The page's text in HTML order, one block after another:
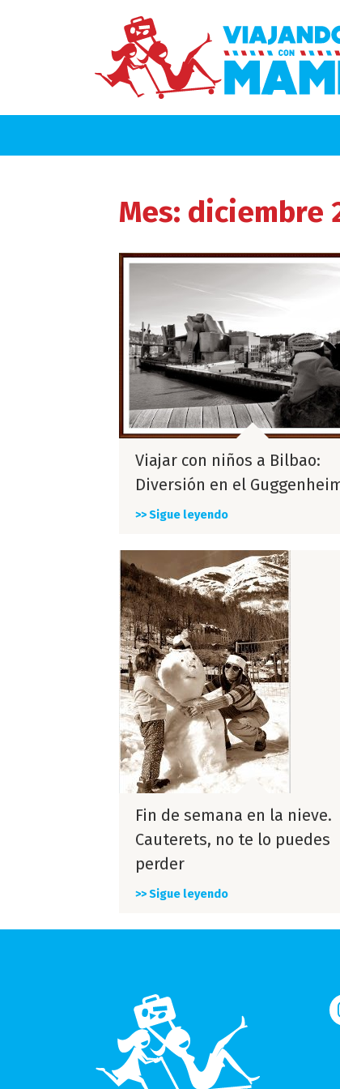
Mes: diciembre
Viajar con niños a Bilbao:
Diversión en el
>> Sigue leyendo
Fin de semana en la nieve.
Cauterets, no te lo puedes
perder
>> Sigue leyendo